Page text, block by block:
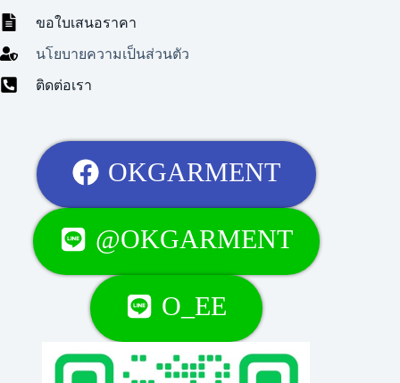
ขอใบเสนอราคา
นโยบายความเป็นส่วนตัว
ติดต่อเรา
OKGARMENT
@OKGARMENT
O_EE